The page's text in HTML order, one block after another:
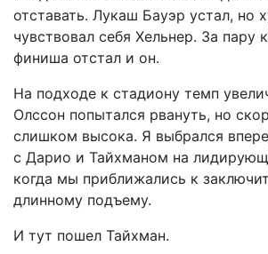
отставать. Лукаш Бауэр устал, но
чувствовал себя Хельнер. За пару
финиша отстал и он.
На подходе к стадиону темп
Олссон попытался рвануть, но
слишком высока. Я выбрался
с Дарио и Тайхманом на
когда мы приближались к
длинному подъему.
И тут пошел Тайхман.